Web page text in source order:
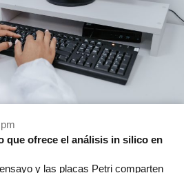
que ofrece el análisis in silico en
y las placas Petri comparten